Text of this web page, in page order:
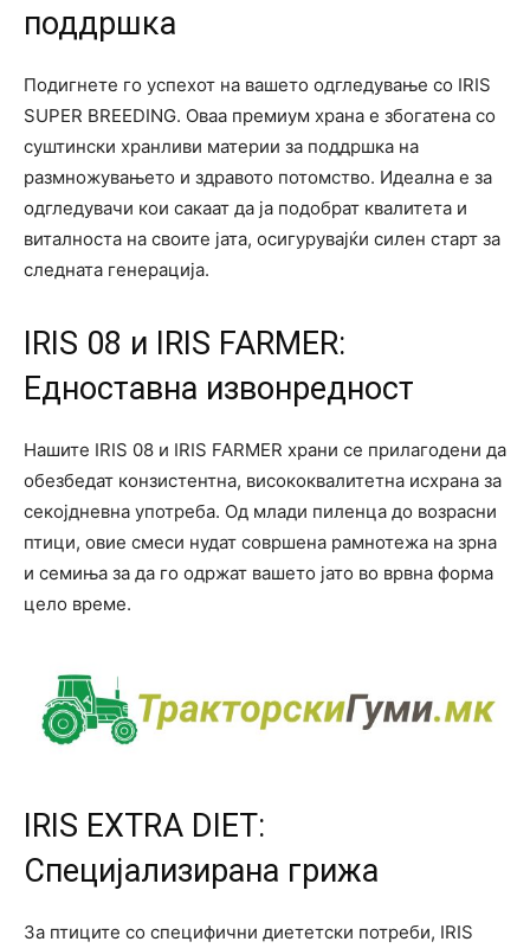
поддршка
Подигнете го успехот на вашето одгледување со IRIS
SUPER BREEDING. Оваа премиум храна е збогатена со
суштински хранливи материи за поддршка на
размножувањето и здравото потомство. Идеална е за
одгледувачи кои сакаат да ја подобрат квалитета и
виталноста на своите јата, осигурувајќи силен старт за
следната генерација.
IRIS 08 и IRIS FARMER:
Едноставна извонредност
Нашите IRIS 08 и IRIS FARMER храни се прилагодени да
обезбедат конзистентна, висококвалитетна исхрана за
секојдневна употреба. Од млади пиленца до возрасни
птици, овие смеси нудат совршена рамнотежа на зрна
и семиња за да го одржат вашето јато во врвна форма
цело време.
IRIS EXTRA DIET:
Специјализирана грижа
За птиците со специфични диететски потреби, IRIS